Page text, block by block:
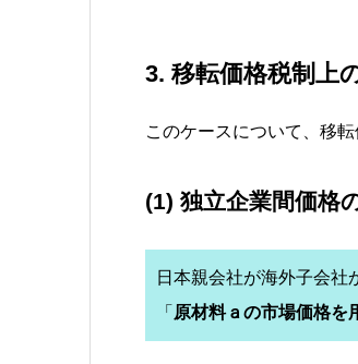
3. 移転価格税制上
このケースについて、移
(1) 独立企業間価格
日本親会社が海外子会社
「 原材料ａの市場価格を